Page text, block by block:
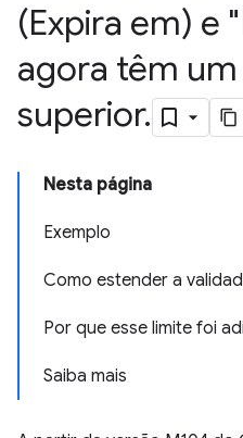
(Expira em) e
agora têm
superior.
Nesta página
Exemplo
Como estender a
Por que esse limite foi
Saiba mais